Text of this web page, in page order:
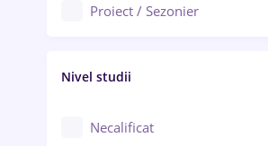
Bistrița (Bistrița-Năsăud)
Automatizări
Cercetare - dezvoltare
Chimie / Biochimie
Proiect / Sezonier
Nivel studii
Necalificat